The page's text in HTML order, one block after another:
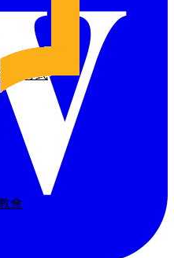
球影響力
部落格
獻方式
會